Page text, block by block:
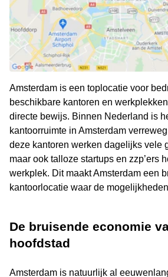
Amsterdam is een toplocatie voor
beschikbare kantoren en
directe bewijs. Binnen Nederland is
kantoorruimte in Amsterdam
deze kantoren werken dagelijks vele
maar ook talloze startups en zzp’ers
werkplek. Dit maakt Amsterdam een
kantoorlocatie waar de
De bruisende economie
hoofdstad
Amsterdam is natuurlijk al